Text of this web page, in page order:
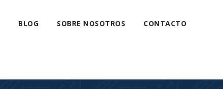
BLOG SOBRE NOSOTROS CONTACTO